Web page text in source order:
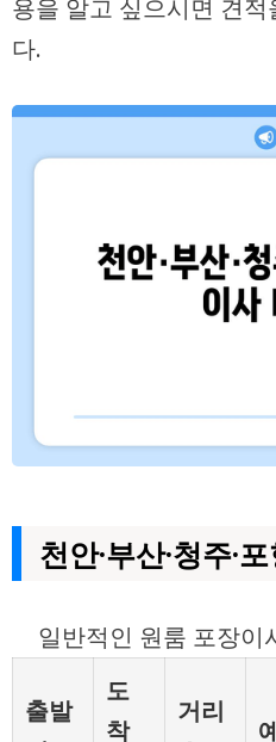
용을 알고 싶으시면 견적
다.
천안·부산·청주·
일반적인 원룸 포장이
출발
도
착
거리